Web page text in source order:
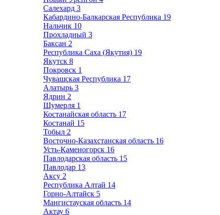
Салехард 3
Кабардино-Балкарская Республика 19
Нальчик 10
Прохладный 3
Баксан 2
Республика Саха (Якутия) 19
Якутск 8
Покровск 1
Чувашская Республика 17
Алатырь 3
Ядрин 2
Шумерля 1
Костанайская область 17
Костанай 15
Тобыл 2
Восточно-Казахстанская область 16
Усть-Каменогорск 16
Павлодарская область 15
Павлодар 13
Аксу 2
Республика Алтай 14
Горно-Алтайск 5
Мангистауская область 14
Актау 6